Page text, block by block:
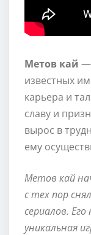
Метов кай —
известных
карьера и
славу и
вырос в
ему
Метов кай
с тех пор
сериалов.
уникальная